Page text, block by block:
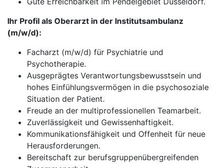
Ihr Profil als Oberarzt in der Institutsambulanz
(m/w/d):
Facharzt (m/w/d) für Psychiatrie und
Psychotherapie.
Ausgeprägtes Verantwortungsbewusstsein und
hohes Einfühlungsvermögen in die psychosoziale
Situation der Patient.
Freude an der multiprofessionellen Teamarbeit.
Zuverlässigkeit und Gewissenhaftigkeit.
Kommunikationsfähigkeit und Offenheit für neue
Herausforderungen.
Bereitschaft zur berufsgruppenübergreifenden